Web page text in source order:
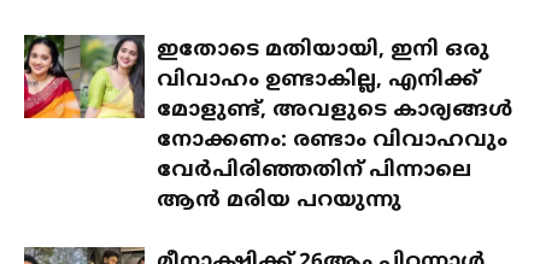
ഇതോടെ മതിയായി, ഇനി ഒരു
വിവാഹം ഉണ്ടാകില്ല, എനിക്ക്
മോളുണ്ട്, അവളുടെ കാര്യങ്ങൾ
നോക്കണം: രണ്ടാം വിവാഹവും
വേർപിരിഞ്ഞതിന് പിന്നാലെ
ആൻ മരിയ പറയുന്നു